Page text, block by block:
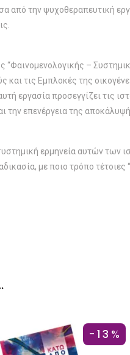
από την ψυχοθεραπευτική
“Φαινομενολογικής –
τις Εμπλοκές της
εργασία προσεγγίζει τις
την επενέργεια της
ερμηνεία αυτών
με ποιο τρόπο
-13%